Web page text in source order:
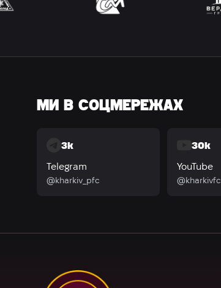
МИ В СОЦМЕРЕЖАХ
3k
Telegram
@kharkiv_pfc
30k
YouTube
@kharkivfc